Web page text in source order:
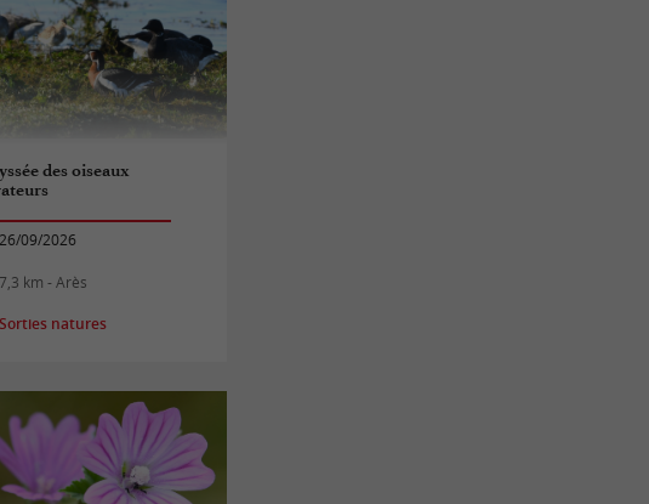
des oiseaux
26/09/2026
7,3 km - Arès
Sorties natures